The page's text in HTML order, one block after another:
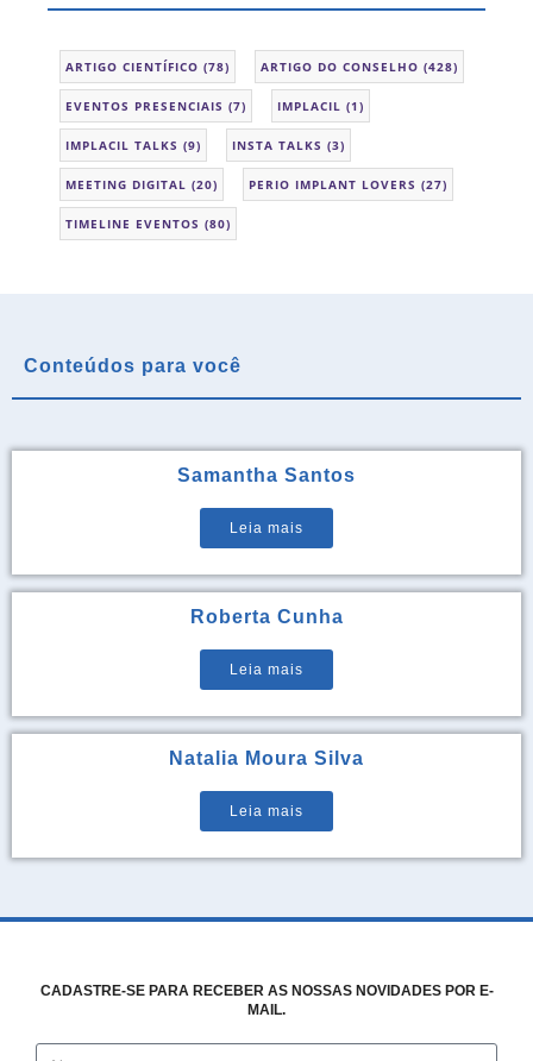
ARTIGO CIENTÍFICO (78) ARTIGO DO CONSELHO (428)
EVENTOS PRESENCIAIS (7) IMPLACIL (1)
IMPLACIL TALKS (9) INSTA TALKS (3)
MEETING DIGITAL (20) PERIO IMPLANT LOVERS (27)
TIMELINE EVENTOS (80)
Conteúdos para você
Samantha Santos
Leia mais
Roberta Cunha
Leia mais
Natalia Moura Silva
Leia mais
CADASTRE-SE PARA RECEBER AS NOSSAS NOVIDADES POR E-
MAIL.